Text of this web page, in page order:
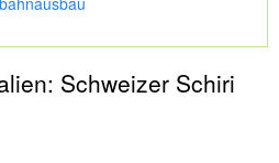
: Schweizer Schiri